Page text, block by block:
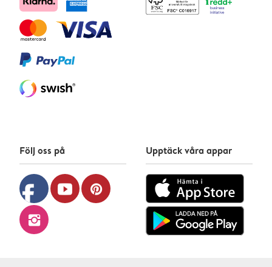
Följ oss på
facebook youtube pinterest
instagram
Upptäck våra appar